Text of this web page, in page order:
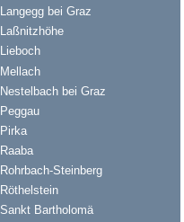
Langegg bei Graz
Laßnitzhöhe
Lieboch
Mellach
Nestelbach bei Graz
Peggau
Pirka
Raaba
Rohrbach-Steinberg
Röthelstein
Sankt Bartholomä